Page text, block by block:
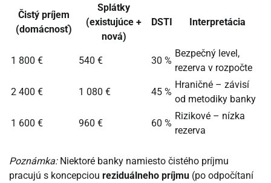
Čistý príjem
(domácnosť)
Splátky
(existujúce +
nová)
DSTI Interpretácia
1 800 € 540 € 30 %
Bezpečný level,
rezerva v rozpočte
2 400 € 1 080 € 45 %
Hraničné – závisí
od metodiky banky
1 600 € 960 € 60 %
Rizikové – nízka
rezerva
Poznámka:Niektoré banky namiesto čistého príjmu
pracujú s koncepciou reziduálneho príjmu (po odpočítaní